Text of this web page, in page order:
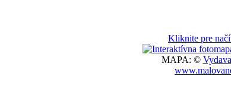
Kliknite pre
MAPA: ©